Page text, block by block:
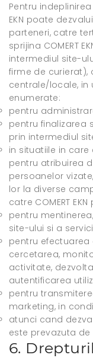
Pentru
EKN poate
parteneri, catre
sprijina COMERT
intermediul site-
firme de curierat),
centrale/locale, in
enumerate:
pentru
pentru finalizarea
prin intermediul
in situatiile in
pentru atribuirea
persoanelor
lor la diverse
catre COMERT
pentru
site-ului si a
pentru efectuarea
cercetarea,
activitate,
autentificarea
pentru
marketing, in
atunci cand
este prevazuta de
6.